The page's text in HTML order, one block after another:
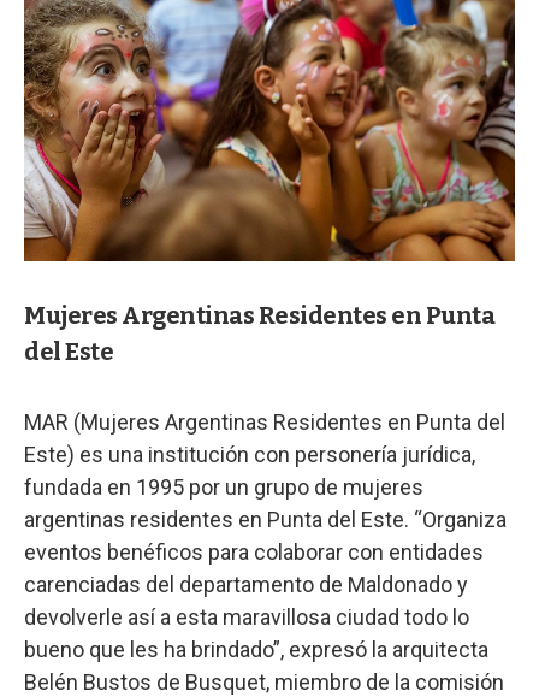
Mujeres Argentinas Residentes en Punta
del Este
MAR (Mujeres Argentinas Residentes en Punta del
Este) es una institución con personería jurídica,
fundada en 1995 por un grupo de mujeres
argentinas residentes en Punta del Este. “Organiza
eventos benéficos para colaborar con entidades
carenciadas del departamento de Maldonado y
devolverle así a esta maravillosa ciudad todo lo
bueno que les ha brindado”, expresó la arquitecta
Belén Bustos de Busquet, miembro de la comisión